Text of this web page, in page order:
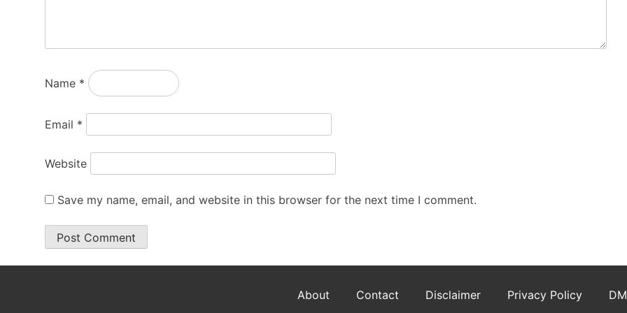
Name *
Email *
Website
Save my name, email, and website in this browser for the next time I comment.
About Contact Disclaimer Privacy Policy